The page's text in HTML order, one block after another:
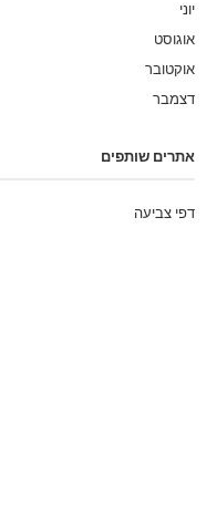
יוני
אוגוסט
אוקטובר
דצמבר
אתרים שותפים
דפי צביעה